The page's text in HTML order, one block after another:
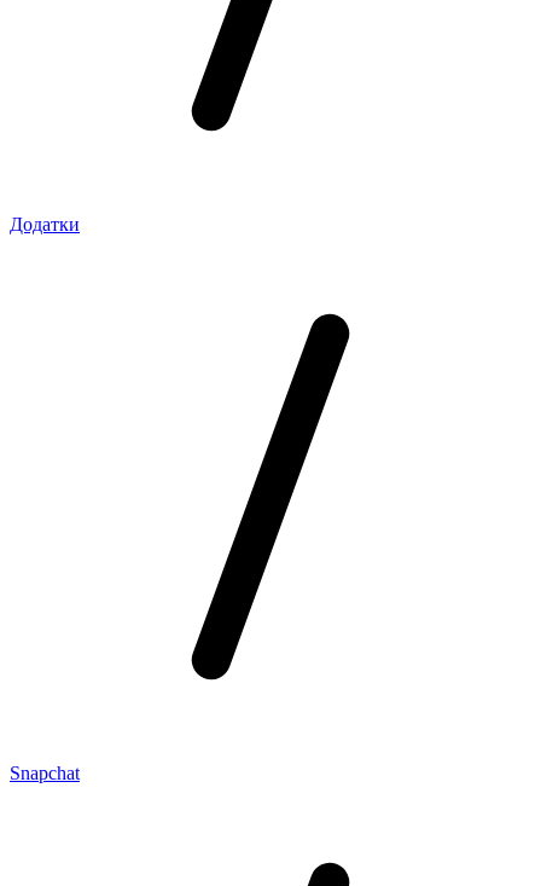
Додатки
Snapchat